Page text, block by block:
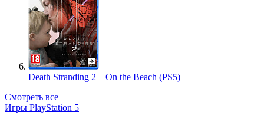
Death Stranding 2 – On the Beach (PS5)
Смотреть все
Игры PlayStation 5